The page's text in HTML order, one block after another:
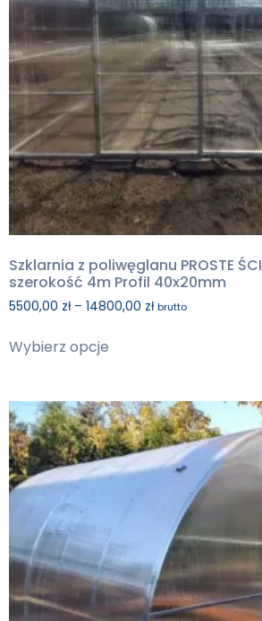
Szklarnia z poliwęglanu PROSTE
szerokość 4m Profil 40x20mm
5500,00 zł – 14800,00 zł brutto
Wybierz opcje